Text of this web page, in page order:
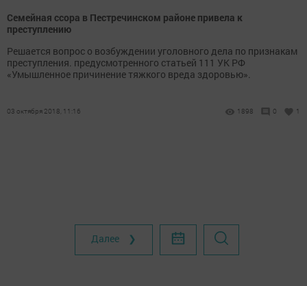
Семейная ссора в Пестречинском районе привела к
преступлению
Решается вопрос о возбуждении уголовного дела по признакам
преступления. предусмотренного статьей 111 УК РФ
«Умышленное причинение тяжкого вреда здоровью».
03 октября 2018, 11:16 1898 0 1
Далее ❯